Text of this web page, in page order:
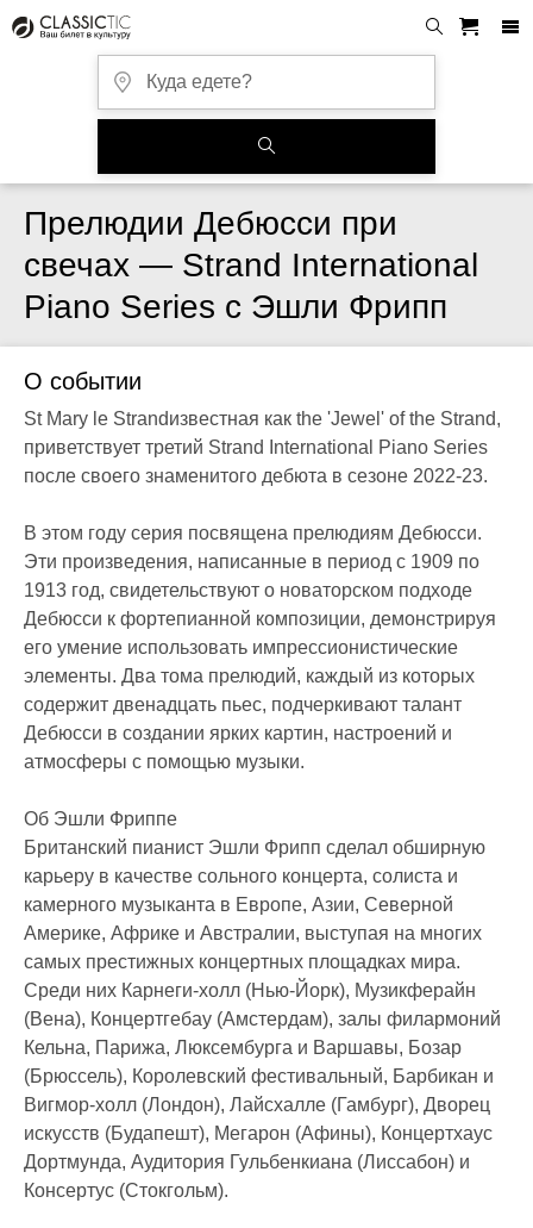
Прелюдии Дебюсси при
свечах — Strand International
Piano Series с Эшли Фрипп
О событии
St Mary le Strandизвестная как the 'Jewel' of the Strand,
приветствует третий Strand International Piano Series
после своего знаменитого дебюта в сезоне 2022‐23.
В этом году серия посвящена прелюдиям Дебюсси.
Эти произведения, написанные в период с 1909 по
1913 год, свидетельствуют о новаторском подходе
Дебюсси к фортепианной композиции, демонстрируя
его умение использовать импрессионистические
элементы. Два тома прелюдий, каждый из которых
содержит двенадцать пьес, подчеркивают талант
Дебюсси в создании ярких картин, настроений и
атмосферы с помощью музыки.
Об Эшли Фриппе
Британский пианист Эшли Фрипп сделал обширную
карьеру в качестве сольного концерта, солиста и
камерного музыканта в Европе, Азии, Северной
Америке, Африке и Австралии, выступая на многих
самых престижных концертных площадках мира.
Среди них Карнеги-холл (Нью-Йорк), Музикферайн
(Вена), Концертгебау (Амстердам), залы филармоний
Кельна, Парижа, Люксембурга и Варшавы, Бозар
(Брюссель), Королевский фестивальный, Барбикан и
Вигмор-холл (Лондон), Лайсхалле (Гамбург), Дворец
искусств (Будапешт), Мегарон (Афины), Концертхаус
Дортмунда, Аудитория Гульбенкиана (Лиссабон) и
Консертус (Стокгольм).